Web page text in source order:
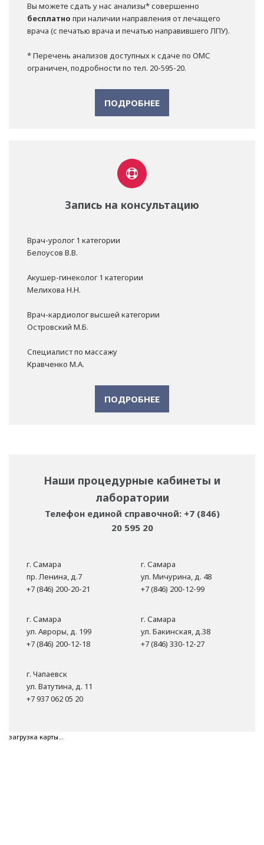
Вы можете сдать у нас анализы* совершенно
бесплатно при наличии направления от лечащего
врача (с печатью врача и печатью направившего ЛПУ).
* Перечень анализов доступных к сдаче по ОМС
ограничен, подробности по тел. 20-595-20.
ПОДРОБНЕЕ
Запись на консультацию
Врач-уролог 1 категории
Белоусов В.В.
Акушер-гинеколог 1 категории
Мелихова Н.Н.
Врач-кардиолог высшей категории
Островский М.Б.
Специалист по массажу
Кравченко М.А.
ПОДРОБНЕЕ
Наши процедурные кабинеты и
лаборатории
Телефон единой справочной: +7 (846)
20 595 20
г. Самара
пр. Ленина, д.7
+7 (846) 200-20-21
г. Самара
ул. Мичурина, д. 48
+7 (846) 200-12-99
г. Самара
ул. Авроры, д. 199
+7 (846) 200-12-18
г. Самара
ул. Бакинская, д.38
+7 (846) 330-12-27
г. Чапаевск
ул. Ватутина, д. 11
+7 937 062 05 20
загрузка карты...